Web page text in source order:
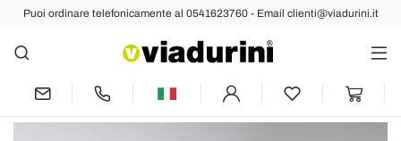
Puoi ordinare telefonicamente al 0541623760 - Email clienti@viadurini.it
Indietro Prec
Applique in Ferro con Vetro Pyrex Made
in Italy - Corinto